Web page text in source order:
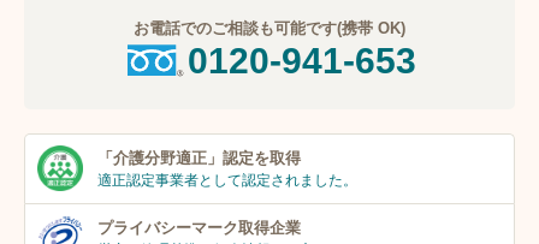
お電話でのご相談も可能です(携帯 OK)
0120-941-653
「介護分野適正」 認定を取得
適正認定事業者として認定されました。
プライバシーマーク取得企業